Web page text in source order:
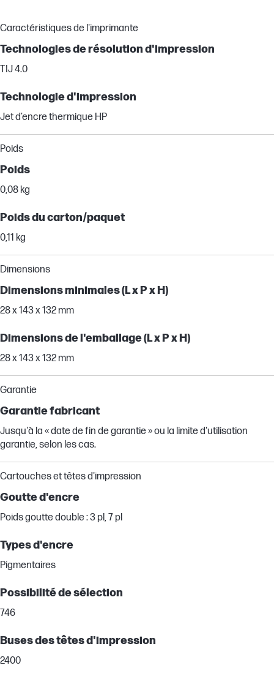
Caractéristiques de l'imprimante
Technologies de résolution d'impression
TIJ 4.0
Technologie d'impression
Jet d’encre thermique HP
Poids
Poids
0,08 kg
Poids du carton/paquet
0,11 kg
Dimensions
Dimensions minimales (L x P x H)
28 x 143 x 132 mm
Dimensions de l'emballage (L x P x H)
28 x 143 x 132 mm
Garantie
Garantie fabricant
Jusqu'à la « date de fin de garantie » ou la limite d'utilisation
garantie, selon les cas.
Cartouches et têtes d'impression
Goutte d'encre
Poids goutte double : 3 pl, 7 pl
Types d'encre
Pigmentaires
Possibilité de sélection
746
Buses des têtes d'impression
2400